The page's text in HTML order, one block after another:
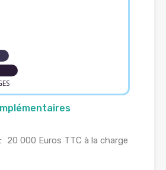
20 000 Euros TTC à la charge